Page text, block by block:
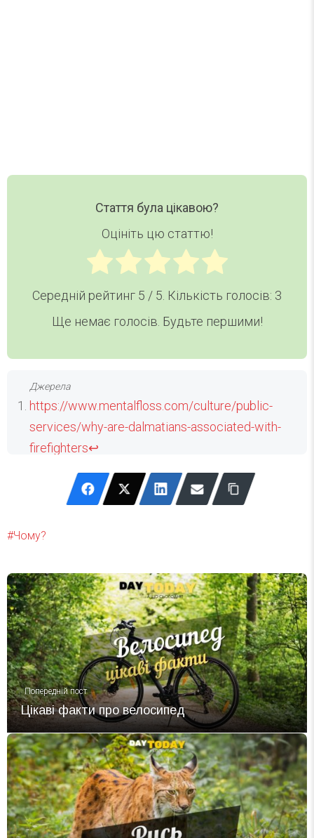
Стаття була цікавою?
Оцініть цю статтю!
Середній рейтинг 5 / 5. Кількість голосів: 3
Ще немає голосів. Будьте першими!
https://www.mentalfloss.com/culture/public-
services/why-are-dalmatians-associated-with-
firefighters↩
Чому?
Попередній пост
Цікаві факти про велосипед